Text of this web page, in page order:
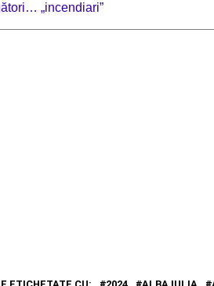
„incendiari”